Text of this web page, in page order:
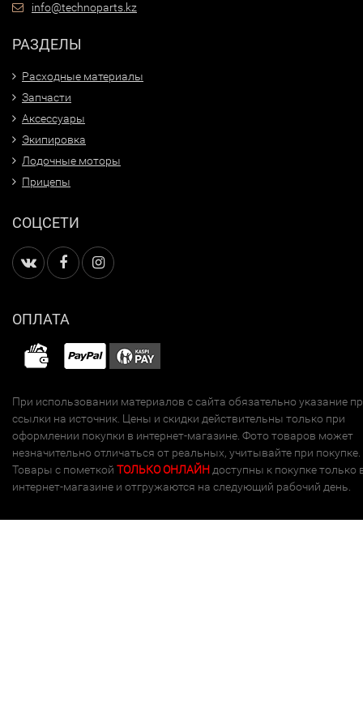
info@technoparts.kz
РАЗДЕЛЫ
Расходные материалы
Запчасти
Аксессуары
Экипировка
Лодочные моторы
Прицепы
СОЦСЕТИ
ОПЛАТА
При использовании материалов с сайта обязательно указание
ссылки на источник. Цены и скидки действительны только при
оформлении покупки в интернет-магазине. Фото товаров может
незначительно отличаться от реальных, учитывайте при покупке.
Товары с пометкой ТОЛЬКО ОНЛАЙН доступны к покупке только
интернет-магазине и отгружаются на следующий рабочий день.